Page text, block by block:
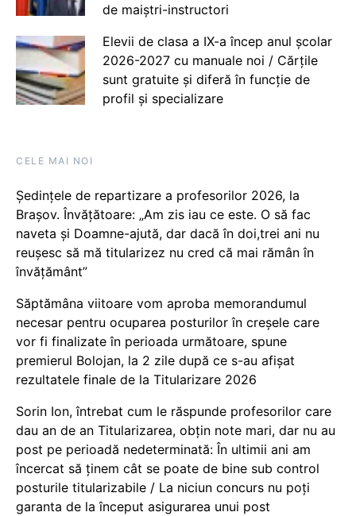
de maiștri-instructori
Elevii de clasa a IX-a încep anul școlar
2026-2027 cu manuale noi / Cărțile
sunt gratuite și diferă în funcție de
profil și specializare
CELE MAI NOI
Ședințele de repartizare a profesorilor 2026, la
Brașov. Învățătoare: „Am zis iau ce este. O să fac
naveta și Doamne-ajută, dar dacă în doi,trei ani nu
reușesc să mă titularizez nu cred că mai rămân în
învățământ”
Săptămâna viitoare vom aproba memorandumul
necesar pentru ocuparea posturilor în creșele care
vor fi finalizate în perioada următoare, spune
premierul Bolojan, la 2 zile după ce s-au afișat
rezultatele finale de la Titularizare 2026
Sorin Ion, întrebat cum le răspunde profesorilor care
dau an de an Titularizarea, obțin note mari, dar nu au
post pe perioadă nedeterminată: În ultimii ani am
încercat să ținem cât se poate de bine sub control
posturile titularizabile / La niciun concurs nu poți
garanta de la început asigurarea unui post